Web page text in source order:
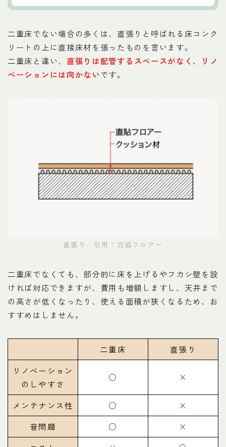
二重床でない場合の多くは、直張りと呼ばれる床コンク
リートの上に直接床材を張ったものを言います。
二重床と違い、 直張りは配管するスペースがなく、リノ
ベーションには向かないです。
直張り 引用：万協フロアー
二重床でなくても、部分的に床を上げるやフカシ壁を設
ければ対応できますが、費用も増額しますし、天井まで
の高さが低くなったり、使える面積が狭くなるため、お
すすめはしません。
二重床
直張り
リノベーション
のしやすさ
○ ×
メンテナンス性 ○
×
音問題
○
×